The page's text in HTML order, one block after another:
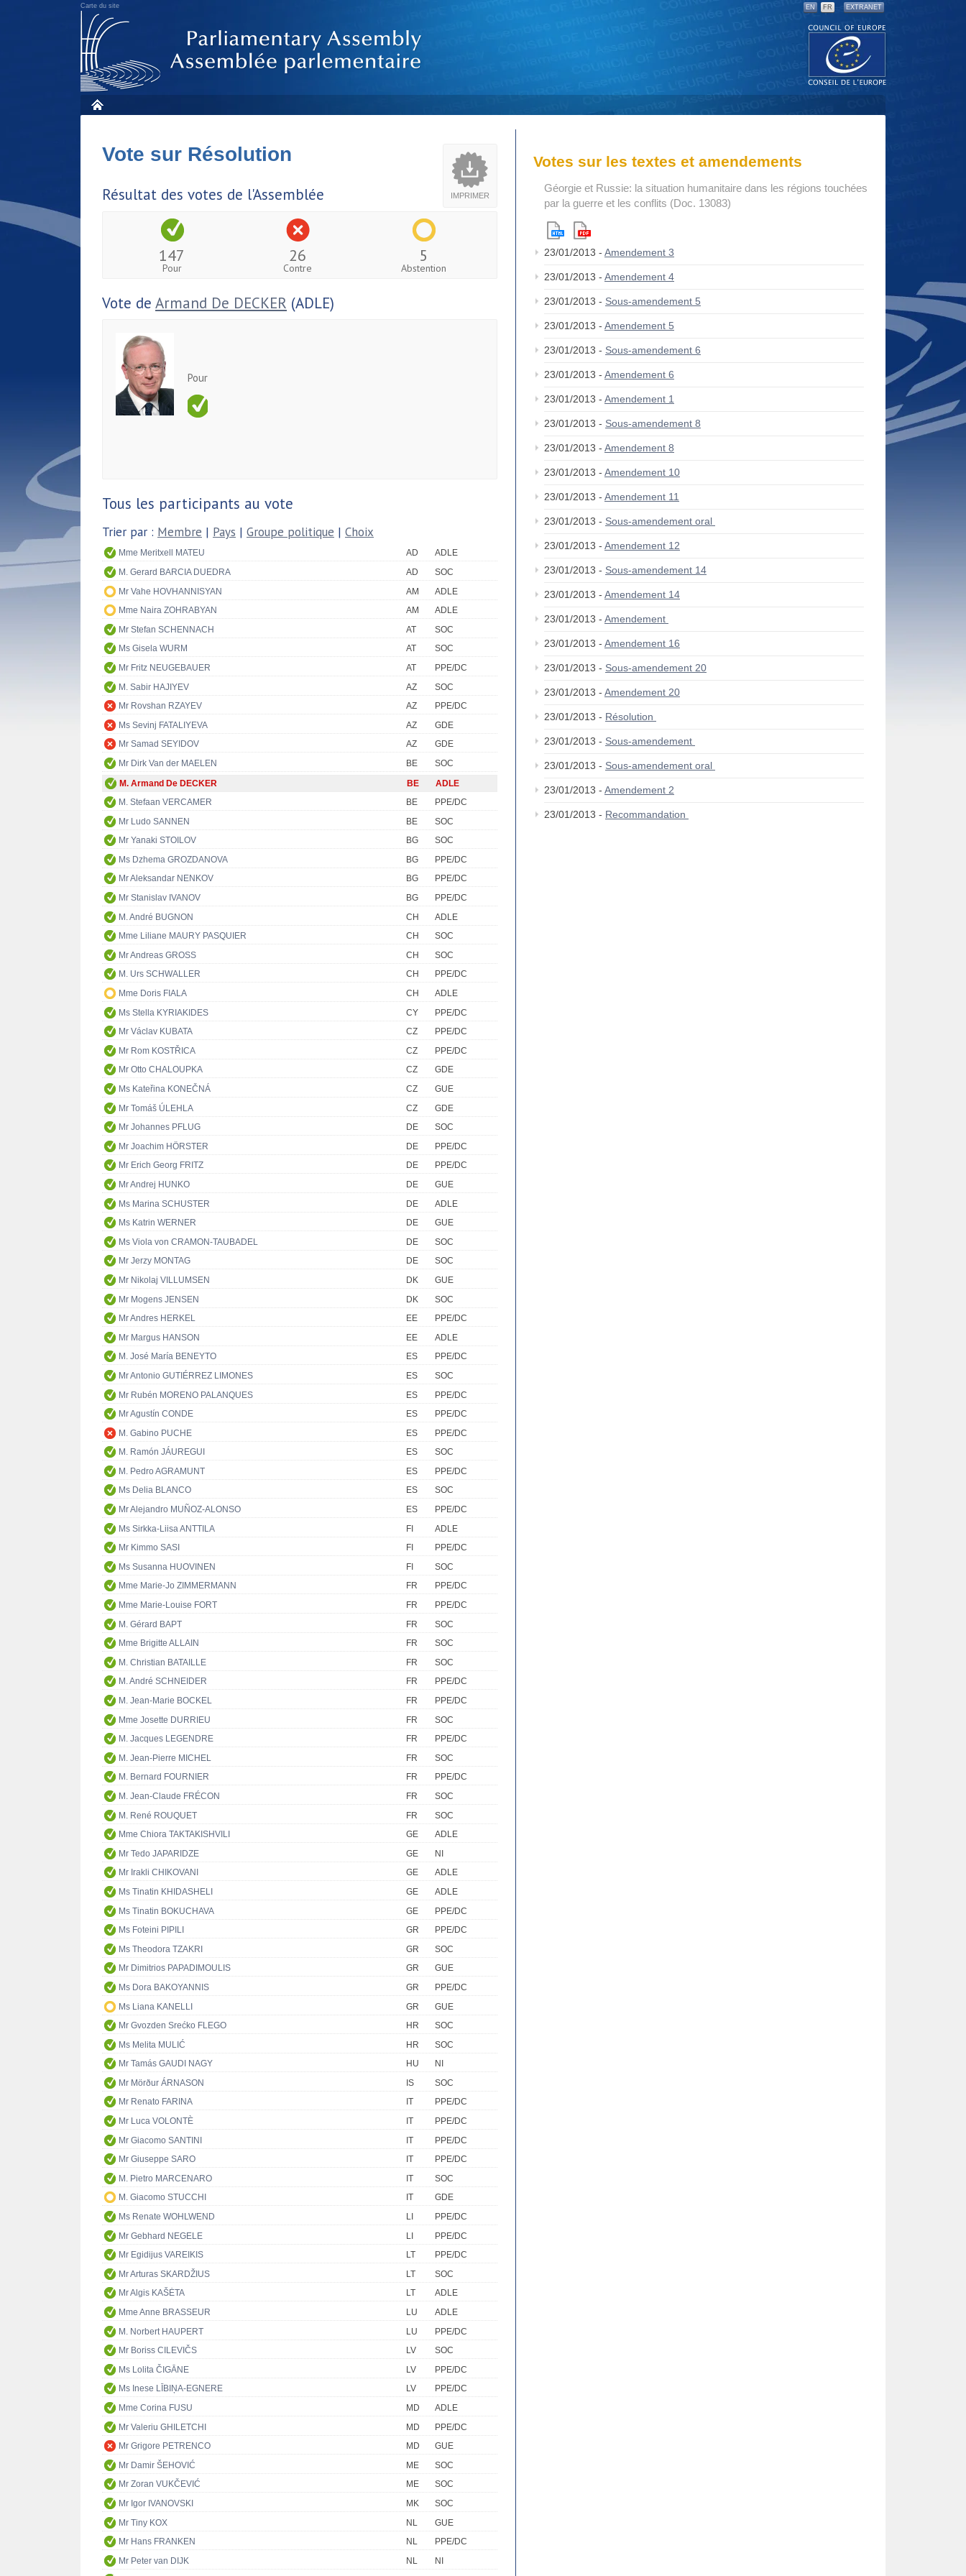
Carte du site EN FR EXTRANET
IMPRIMER
Vote sur Résolution
Résultat des votes de l'Assemblée
147
Pour
26
Contre
5
Abstention
Vote de Armand De DECKER (ADLE)
Pour
Tous les participants au vote
Trier par : Membre | Pays | Groupe politique | Choix
Mme Meritxell MATEU AD
ADLE
M. Gerard BARCIA DUEDRA
AD
SOC
Mr Vahe HOVHANNISYAN
AM
ADLE
Mme Naira ZOHRABYAN
AM
ADLE
Mr Stefan SCHENNACH
AT
SOC
Ms Gisela WURM
AT
SOC
Mr Fritz NEUGEBAUER
AT
PPE/DC
M. Sabir HAJIYEV
AZ
SOC
Mr Rovshan RZAYEV
AZ
PPE/DC
Ms Sevinj FATALIYEVA
AZ
GDE
Mr Samad SEYIDOV
AZ
GDE
Mr Dirk Van der MAELEN
BE
SOC
M. Armand De DECKER
BE
ADLE
M. Stefaan VERCAMER
BE
PPE/DC
Mr Ludo SANNEN
BE
SOC
Mr Yanaki STOILOV
BG
SOC
Ms Dzhema GROZDANOVA
BG
PPE/DC
Mr Aleksandar NENKOV
BG
PPE/DC
Mr Stanislav IVANOV
BG
PPE/DC
M. André BUGNON
CH
ADLE
Mme Liliane MAURY PASQUIER
CH
SOC
Mr Andreas GROSS
CH
SOC
M. Urs SCHWALLER
CH
PPE/DC
Mme Doris FIALA
CH
ADLE
Ms Stella KYRIAKIDES
CY
PPE/DC
Mr Václav KUBATA
CZ
PPE/DC
Mr Rom KOSTŘICA
CZ
PPE/DC
Mr Otto CHALOUPKA
CZ
GDE
Ms Kateřina KONEČNÁ
CZ
GUE
Mr Tomáš ÚLEHLA
CZ
GDE
Mr Johannes PFLUG
DE
SOC
Mr Joachim HÖRSTER
DE
PPE/DC
Mr Erich Georg FRITZ
DE
PPE/DC
Mr Andrej HUNKO
DE
GUE
Ms Marina SCHUSTER
DE
ADLE
Ms Katrin WERNER
DE
GUE
Ms Viola von CRAMON-TAUBADEL
DE
SOC
Mr Jerzy MONTAG
DE
SOC
Mr Nikolaj VILLUMSEN
DK
GUE
Mr Mogens JENSEN
DK
SOC
Mr Andres HERKEL
EE
PPE/DC
Mr Margus HANSON
EE
ADLE
M. José María BENEYTO
ES
PPE/DC
Mr Antonio GUTIÉRREZ LIMONES
ES
SOC
Mr Rubén MORENO PALANQUES
ES
PPE/DC
Mr Agustín CONDE
ES
PPE/DC
M. Gabino PUCHE
ES
PPE/DC
M. Ramón JÁUREGUI
ES
SOC
M. Pedro AGRAMUNT
ES
PPE/DC
Ms Delia BLANCO
ES
SOC
Mr Alejandro MUÑOZ-ALONSO
ES
PPE/DC
Ms Sirkka-Liisa ANTTILA
FI
ADLE
Mr Kimmo SASI
FI
PPE/DC
Ms Susanna HUOVINEN
FI
SOC
Mme Marie-Jo ZIMMERMANN
FR
PPE/DC
Mme Marie-Louise FORT
FR
PPE/DC
M. Gérard BAPT
FR
SOC
Mme Brigitte ALLAIN
FR
SOC
M. Christian BATAILLE
FR
SOC
M. André SCHNEIDER
FR
PPE/DC
M. Jean-Marie BOCKEL
FR
PPE/DC
Mme Josette DURRIEU
FR
SOC
M. Jacques LEGENDRE
FR
PPE/DC
M. Jean-Pierre MICHEL
FR
SOC
M. Bernard FOURNIER
FR
PPE/DC
M. Jean-Claude FRÉCON
FR
SOC
M. René ROUQUET
FR
SOC
Mme Chiora TAKTAKISHVILI
GE
ADLE
Mr Tedo JAPARIDZE
GE
NI
Mr Irakli CHIKOVANI
GE
ADLE
Ms Tinatin KHIDASHELI
GE
ADLE
Ms Tinatin BOKUCHAVA
GE
PPE/DC
Ms Foteini PIPILI
GR
PPE/DC
Ms Theodora TZAKRI
GR
SOC
Mr Dimitrios PAPADIMOULIS
GR
GUE
Ms Dora BAKOYANNIS
GR
PPE/DC
Ms Liana KANELLI
GR
GUE
Mr Gvozden Srećko FLEGO
HR
SOC
Ms Melita MULIĆ
HR
SOC
Mr Tamás GAUDI NAGY
HU
NI
Mr Mörður ÁRNASON
IS
SOC
Mr Renato FARINA
IT
PPE/DC
Mr Luca VOLONTÈ
IT
PPE/DC
Mr Giacomo SANTINI
IT
PPE/DC
Mr Giuseppe SARO
IT
PPE/DC
M. Pietro MARCENARO
IT
SOC
M. Giacomo STUCCHI
IT
GDE
Ms Renate WOHLWEND
LI
PPE/DC
Mr Gebhard NEGELE
LI
PPE/DC
Mr Egidijus VAREIKIS
LT
PPE/DC
Mr Arturas SKARDŽIUS
LT
SOC
Mr Algis KAŠĖTA
LT
ADLE
Mme Anne BRASSEUR
LU
ADLE
M. Norbert HAUPERT
LU
PPE/DC
Mr Boriss CILEVIČS
LV
SOC
Ms Lolita ČIGĀNE
LV
PPE/DC
Ms Inese LĪBIŅA-EGNERE
LV
PPE/DC
Mme Corina FUSU
MD
ADLE
Mr Valeriu GHILETCHI
MD
PPE/DC
Mr Grigore PETRENCO
MD
GUE
Mr Damir ŠEHOVIĆ
ME
SOC
Mr Zoran VUKČEVIĆ
ME
SOC
Mr Igor IVANOVSKI
MK
SOC
Mr Tiny KOX
NL
GUE
Mr Hans FRANKEN
NL
PPE/DC
Mr Peter van DIJK
NL
NI
Votes sur les textes et amendements
Géorgie et Russie: la situation humanitaire dans les régions touchées
par la guerre et les conflits (Doc. 13083)
23/01/2013 - Amendement 3
23/01/2013 - Amendement 4
23/01/2013 - Sous-amendement 5
23/01/2013 - Amendement 5
23/01/2013 - Sous-amendement 6
23/01/2013 - Amendement 6
23/01/2013 - Amendement 1
23/01/2013 - Sous-amendement 8
23/01/2013 - Amendement 8
23/01/2013 - Amendement 10
23/01/2013 - Amendement 11
23/01/2013 - Sous-amendement oral
23/01/2013 - Amendement 12
23/01/2013 - Sous-amendement 14
23/01/2013 - Amendement 14
23/01/2013 - Amendement
23/01/2013 - Amendement 16
23/01/2013 - Sous-amendement 20
23/01/2013 - Amendement 20
23/01/2013 - Résolution
23/01/2013 - Sous-amendement
23/01/2013 - Sous-amendement oral
23/01/2013 - Amendement 2
23/01/2013 - Recommandation